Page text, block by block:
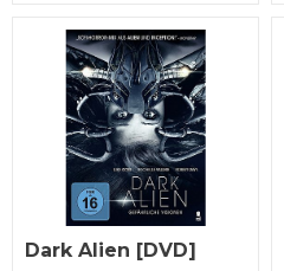
Dark Alien [DVD]